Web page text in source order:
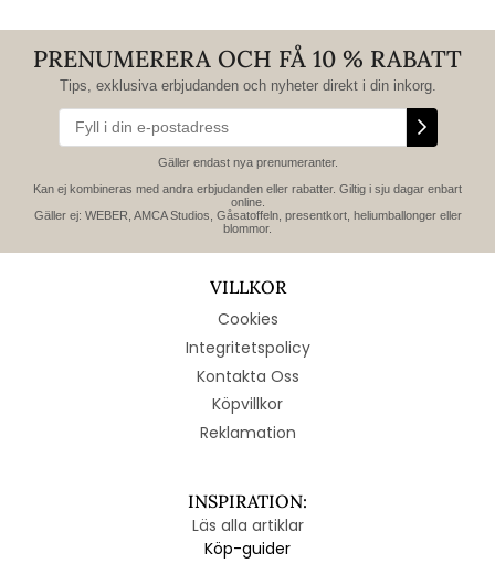
PRENUMERERA OCH FÅ 10 % RABATT
Tips, exklusiva erbjudanden och nyheter direkt i din inkorg.
Gäller endast nya prenumeranter.
Kan ej kombineras med andra erbjudanden eller rabatter. Giltig i sju dagar enbart
online.
Gäller ej: WEBER, AMCA Studios, Gåsatoffeln, presentkort, heliumballonger eller
blommor.
VILLKOR
Cookies
Integritetspolicy
Kontakta Oss
Köpvillkor
Reklamation
INSPIRATION:
Läs alla artiklar
Köp-guider